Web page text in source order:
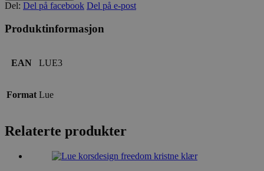
Del: Del på facebook Del på e-post
Produktinformasjon
EAN LUE3
Format Lue
Relaterte produkter